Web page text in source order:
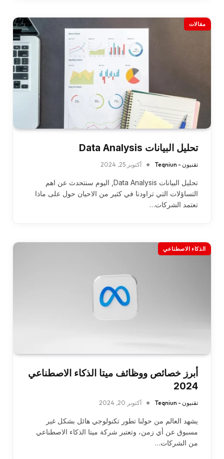
مقالات
تحليل البيانات Data Analysis
تقنيون - Teqniun أكتوبر 25, 2024
تحليل البيانات Data Analysis, اليوم سنتحدث عن اهم
التساؤلات التي تراودنا في كثير من الاحيان حول على ماذا
تعتمد الشركات…
الذكاء الاصطناعي
أبرز خصائص ووظائف ميتا الذكاء الاصطناعي
2024
تقنيون - Teqniun أكتوبر 20, 2024
يشهد العالم من حولنا تطور تكنولوجي هائل بشكل غير
مسبوق عن أي زمن، وتعتبر شركة ميتا الذكاء الاصطناعي
من الشركات…